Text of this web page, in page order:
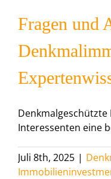
Fragen und
Interessenten eine
Juli 8th, 2025 |